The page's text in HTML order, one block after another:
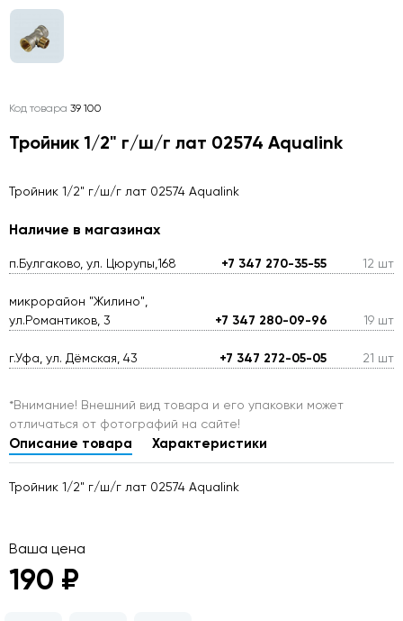
Код товара 39 100
Тройник 1/2" г/ш/г лат 02574 Aqualink
Тройник 1/2" г/ш/г лат 02574 Aqualink
Наличие в магазинах
п.Булгаково, ул. Цюрупы,168 +7 347 270-35-55 12 шт
микрорайон "Жилино",
ул.Романтиков, 3
+7 347 280-09-96 19 шт
г.Уфа, ул. Дёмская, 43 +7 347 272-05-05 21 шт
*Внимание! Внешний вид товара и его упаковки может
отличаться от фотографий на сайте!
Описание товара Характеристики
Тройник 1/2" г/ш/г лат 02574 Aqualink
Ваша цена
190 ₽